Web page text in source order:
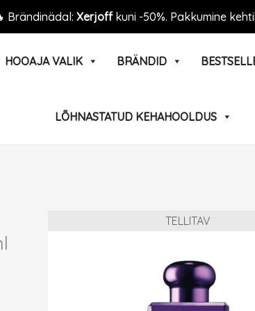
Brändinädal: Xerjoffkuni -50%. Pakkumine
HOOAJA VALIK BRÄNDID
LÕHNASTATUD KEHAHOOLDUS
TELLITAV